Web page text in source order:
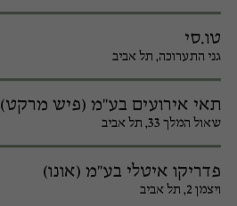
טו.סי
גני התערוכה, תל אביב
תאי אירועים בע"מ (פיש מרקט)
שאול המלך 33, תל אביב
פדריקו איטלי בע"מ (אונו)
ויצמן 2, תל אביב